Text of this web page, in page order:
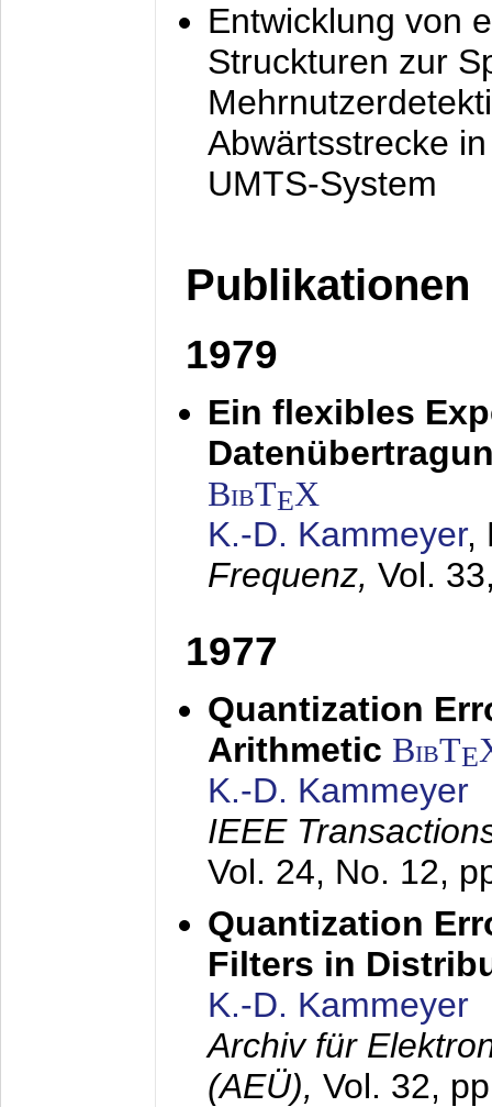
Entwicklung von
Struckturen zur
Abwärtsstrecke
UMTS-System
Publikationen
1979
Ein flexibles
BibTEX
K.-D. Kammeyer,
Frequenz, Vol.
1977
Quantization
Arithmetic BibTE
K.-D. Kammeyer
IEEE
Vol. 24, No. 12,
Quantization
Filters in
K.-D. Kammeyer
Archiv für
(AEÜ), Vol. 32,